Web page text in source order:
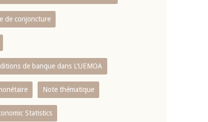
de conjoncture
de banque dans L‘UEMOA
Note thématique
Statistics